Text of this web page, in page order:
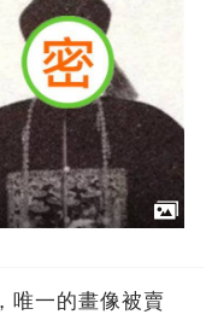
唯一的畫像被賣